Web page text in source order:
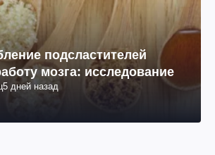
подсластителей
мозга: исследование
5 дней назад